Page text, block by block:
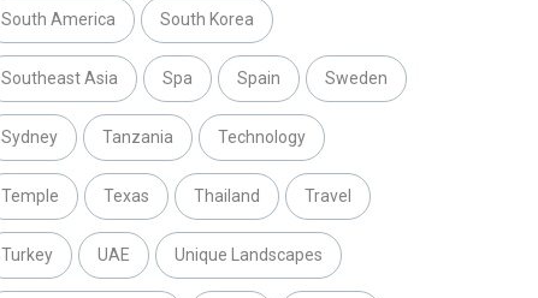
South America South Korea
Southeast Asia Spa Spain Sweden
Sydney Tanzania Technology
Temple Texas Thailand Travel
Turkey UAE Unique Landscapes